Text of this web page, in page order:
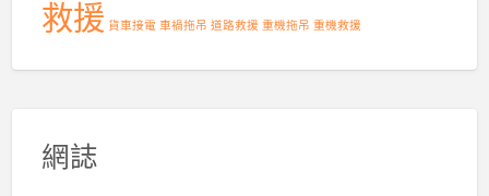
救援 貨車接電 車禍拖吊 道路救援 重機拖吊 重機救援
網誌